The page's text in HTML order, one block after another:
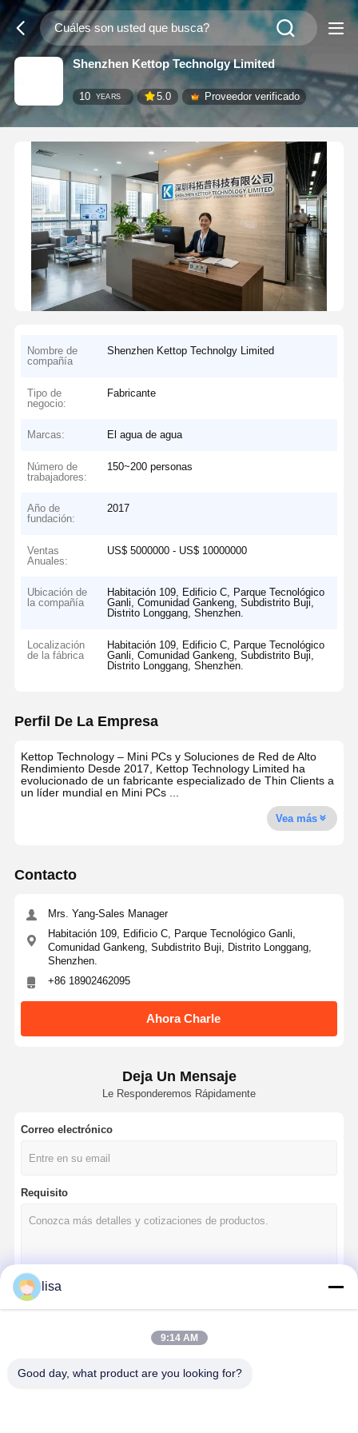
Shenzhen Kettop Technolgy Limited
10 YEARS 5.0 Proveedor verificado
Nombre de
compañía
Shenzhen Kettop Technolgy Limited
Tipo de
negocio:
Fabricante
Marcas: El agua de agua
Número de
trabajadores:
150~200 personas
Año de
fundación:
2017
Ventas
Anuales:
US$ 5000000 - US$ 10000000
Ubicación de
la compañía
Habitación 109, Edificio C, Parque Tecnológico
Ganli, Comunidad Gankeng, Subdistrito Buji,
Distrito Longgang, Shenzhen.
Localización
de la fábrica
Habitación 109, Edificio C, Parque Tecnológico
Ganli, Comunidad Gankeng, Subdistrito Buji,
Distrito Longgang, Shenzhen.
Perfil De La Empresa
Kettop Technology – Mini PCs y Soluciones de Red de Alto
Rendimiento Desde 2017, Kettop Technology Limited ha
evolucionado de un fabricante especializado de Thin Clients a
un líder mundial en Mini PCs ...
Vea más
Contacto
Mrs. Yang-Sales Manager
Habitación 109, Edificio C, Parque Tecnológico Ganli,
Comunidad Gankeng, Subdistrito Buji, Distrito Longgang,
Shenzhen.
+86 18902462095
Ahora Charle
Deja Un Mensaje
Le Responderemos Rápidamente
Correo electrónico
Requisito
lisa
9:14 AM
Good day, what product are you looking for?